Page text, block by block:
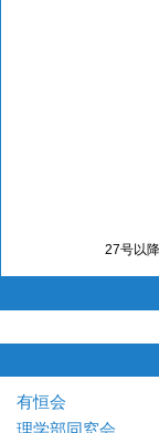
27号以
有恒会
理学部同窓会